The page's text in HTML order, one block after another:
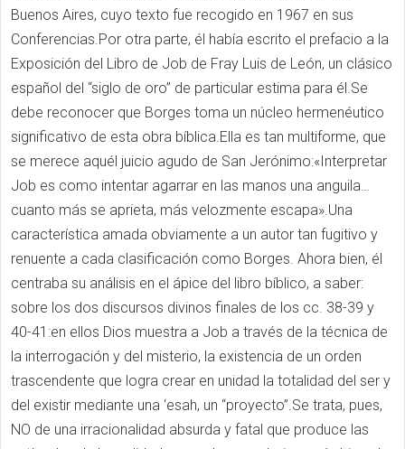
Buenos Aires, cuyo texto fue recogido en 1967 en sus
Conferencias.Por otra parte, él había escrito el prefacio a la
Exposición del Libro de Job de Fray Luis de León, un clásico
español del “siglo de oro” de particular estima para él.Se
debe reconocer que Borges toma un núcleo hermenéutico
significativo de esta obra bíblica.Ella es tan multiforme, que
se merece aquél juicio agudo de San Jerónimo:«Interpretar
Job es como intentar agarrar en las manos una anguila…
cuanto más se aprieta, más velozmente escapa».Una
característica amada obviamente a un autor tan fugitivo y
renuente a cada clasificación como Borges. Ahora bien, él
centraba su análisis en el ápice del libro bíblico, a saber:
sobre los dos discursos divinos finales de los cc. 38-39 y
40-41:en ellos Dios muestra a Job a través de la técnica de
la interrogación y del misterio, la existencia de un orden
trascendente que logra crear en unidad la totalidad del ser y
del existir mediante una ‘esah, un “proyecto”.Se trata, pues,
NO de una irracionalidad absurda y fatal que produce las